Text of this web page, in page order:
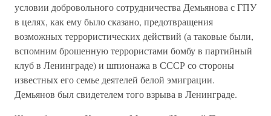
условии добровольного сотрудничества Демьянова с ГПУ
в целях, как ему было сказано, предотвращения
возможных террористических действий (а таковые были,
вспомним брошенную террористами бомбу в партийный
клуб в Ленинграде) и шпионажа в СССР со стороны
известных его семье деятелей белой эмиграции.
Демьянов был свидетелем того взрыва в Ленинграде.